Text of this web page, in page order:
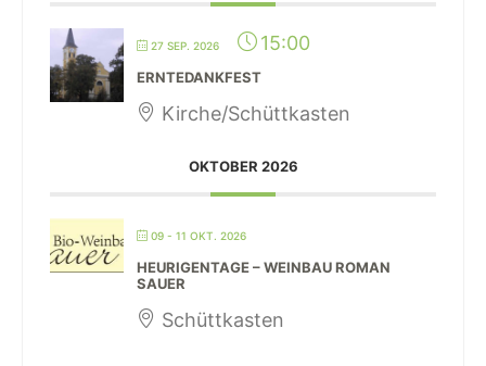
27 SEP. 2026 15:00
ERNTEDANKFEST
Kirche/Schüttkasten
OKTOBER 2026
09 - 11 OKT. 2026
HEURIGENTAGE – WEINBAU ROMAN
SAUER
Schüttkasten